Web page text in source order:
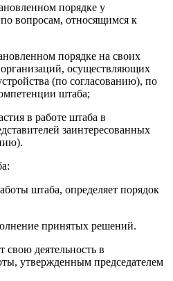
порядке у
вопросам, относящимся к
порядке на своих
организаций, осуществляющих
(по согласованию), по
штаба;
в работе штаба в
заинтересованных
штаба, определяет порядок
принятых решений.
свою деятельность в
утвержденным председателем